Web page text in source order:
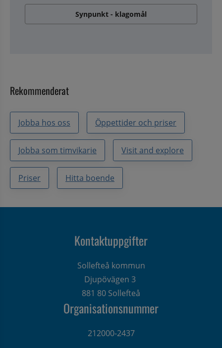
Synpunkt - klagomål
Rekommenderat
Jobba hos oss Öppettider och priser
Jobba som timvikarie Visit and explore
Priser Hitta boende
Kontaktuppgifter
Sollefteå kommun
Djupövägen 3
881 80 Sollefteå
Organisationsnummer
212000-2437